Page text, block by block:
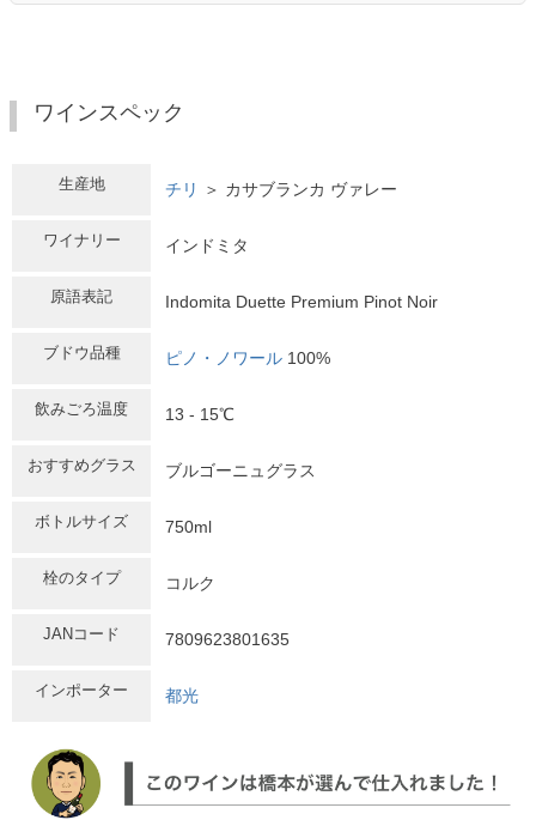
ワインスペック
生産地 チリ ＞ カサブランカ ヴァレー
ワイナリー インドミタ
原語表記 Indomita Duette Premium Pinot Noir
ブドウ品種 ピノ・ノワール 100%
飲みごろ温度 13 - 15℃
おすすめグラス ブルゴーニュグラス
ボトルサイズ 750ml
栓のタイプ コルク
JANコード 7809623801635
インポーター 都光